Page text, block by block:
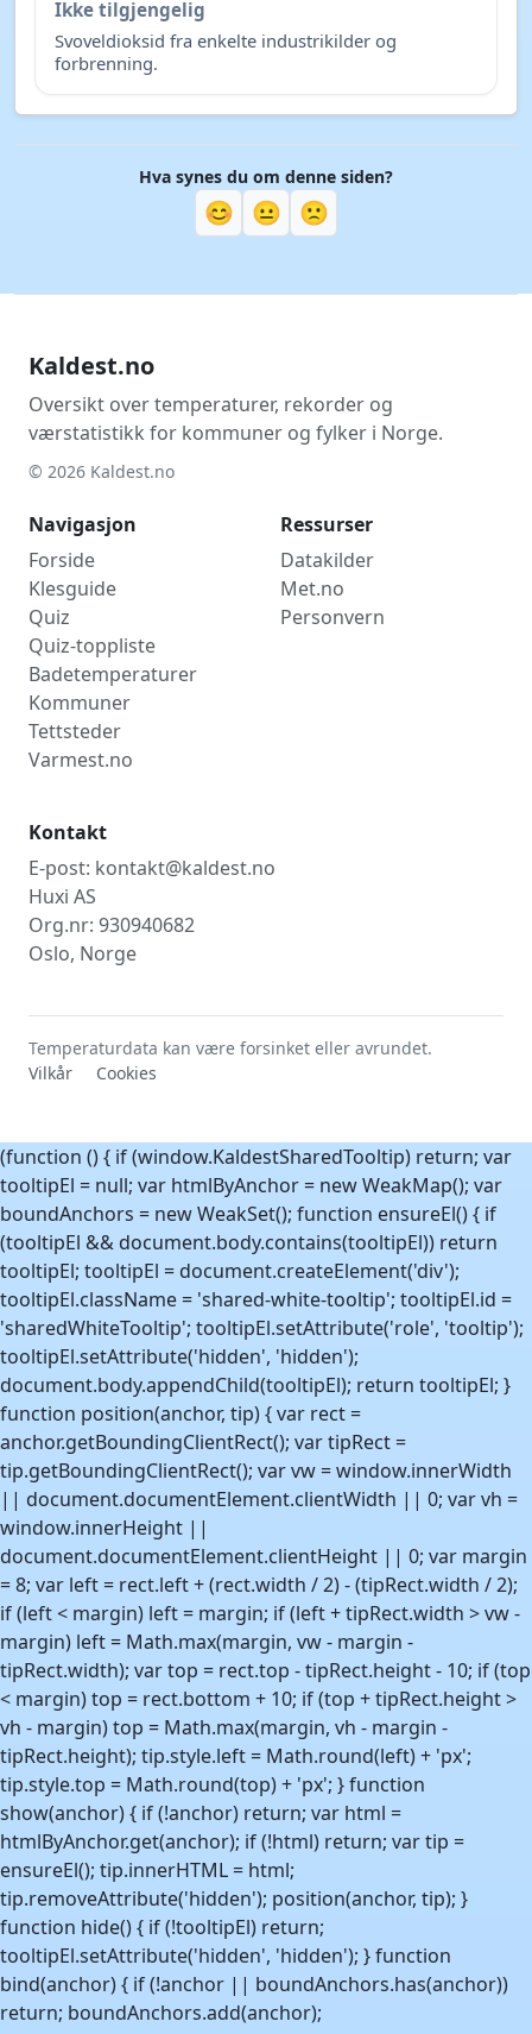
Ikke tilgjengelig
Svoveldioksid fra enkelte industrikilder og
forbrenning.
Hva synes du om denne siden?
😊 😐 🙁
Kaldest.no
Oversikt over temperaturer, rekorder og
værstatistikk for kommuner og fylker i Norge.
© 2026 Kaldest.no
Navigasjon
Forside
Klesguide
Quiz
Quiz-toppliste
Badetemperaturer
Kommuner
Tettsteder
Varmest.no
Ressurser
Datakilder
Met.no
Personvern
Kontakt
E-post: kontakt@kaldest.no
Huxi AS
Org.nr: 930940682
Oslo, Norge
Temperaturdata kan være forsinket eller avrundet.
Vilkår
Cookies
(function () { if (window.KaldestSharedTooltip) return; var
tooltipEl = null; var htmlByAnchor = new WeakMap(); var
boundAnchors = new WeakSet(); function ensureEl() { if
(tooltipEl && document.body.contains(tooltipEl)) return
tooltipEl; tooltipEl = document.createElement('div');
tooltipEl.className = 'shared-white-tooltip'; tooltipEl.id =
'sharedWhiteTooltip'; tooltipEl.setAttribute('role', 'tooltip');
tooltipEl.setAttribute('hidden', 'hidden');
document.body.appendChild(tooltipEl); return tooltipEl; }
function position(anchor, tip) { var rect =
anchor.getBoundingClientRect(); var tipRect =
tip.getBoundingClientRect(); var vw = window.innerWidth
|| document.documentElement.clientWidth || 0; var vh =
window.innerHeight ||
document.documentElement.clientHeight || 0; var margin
= 8; var left = rect.left + (rect.width / 2) - (tipRect.width / 2);
if (left < margin) left = margin; if (left + tipRect.width > vw -
margin) left = Math.max(margin, vw - margin -
tipRect.width); var top = rect.top - tipRect.height - 10; if (top
< margin) top = rect.bottom + 10; if (top + tipRect.height >
vh - margin) top = Math.max(margin, vh - margin -
tipRect.height); tip.style.left = Math.round(left) + 'px';
tip.style.top = Math.round(top) + 'px'; } function
show(anchor) { if (!anchor) return; var html =
htmlByAnchor.get(anchor); if (!html) return; var tip =
ensureEl(); tip.innerHTML = html;
tip.removeAttribute('hidden'); position(anchor, tip); }
function hide() { if (!tooltipEl) return;
tooltipEl.setAttribute('hidden', 'hidden'); } function
bind(anchor) { if (!anchor || boundAnchors.has(anchor))
return; boundAnchors.add(anchor);